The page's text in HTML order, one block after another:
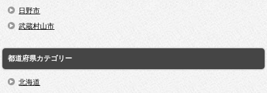
日野市
武蔵村山市
都道府県カテゴリー
北海道